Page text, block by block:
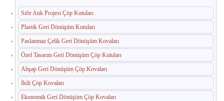
Sıfır Atık Projesi Çöp Kutuları
Plastik Geri Dönüşüm Kutuları
Paslanmaz Çelik Geri Dönüşüm Kovaları
Özel Tasarım Geri Dönüşüm Çöp Kutuları
Ahşap Geri Dönüşüm Çöp Kovaları
İkili Çöp Kovaları
Ekonomik Geri Dönüşüm Çöp Kovaları